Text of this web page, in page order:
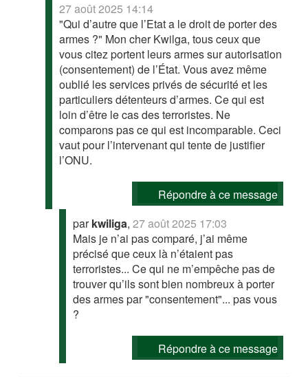
27 août 2025 14:14
"Qui d’autre que l’Etat a le droit de porter des
armes ?" Mon cher Kwilga, tous ceux que
vous citez portent leurs armes sur autorisation
(consentement) de l’État. Vous avez même
oublié les services privés de sécurité et les
particuliers détenteurs d’armes. Ce qui est
loin d’être le cas des terroristes. Ne
comparons pas ce qui est incomparable. Ceci
vaut pour l’intervenant qui tente de justifier
l’ONU.
Répondre à ce message
parkwiliga,27 août 2025 17:03
Mais je n’ai pas comparé, j’ai même
précisé que ceux là n’étaient pas
terroristes... Ce qui ne m’empêche pas de
trouver qu’ils sont bien nombreux à porter
des armes par "consentement"... pas vous
?
Répondre à ce message